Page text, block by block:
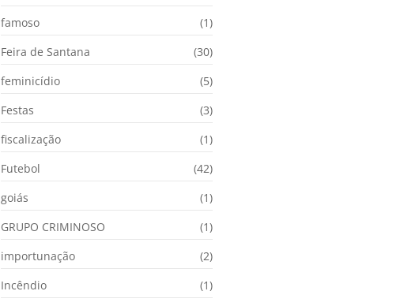
famoso
(1)
Feira de Santana
(30)
feminicídio
(5)
Festas
(3)
fiscalização
(1)
Futebol
(42)
goiás
(1)
GRUPO CRIMINOSO
(1)
importunação
(2)
Incêndio
(1)